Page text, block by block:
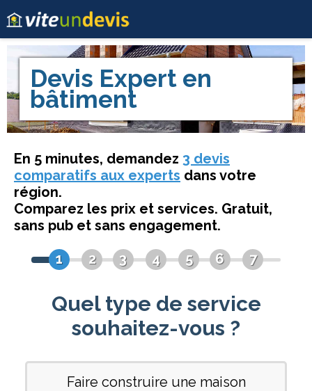
Devis Expert en
bâtiment
En 5 minutes, demandez 3 devis
comparatifs aux experts dans votre
région.
Comparez les prix et services. Gratuit,
sans pub et sans engagement.
1
2 3 4 5 6 7
Quel type de service
souhaitez-vous ?
Faire construire une maison